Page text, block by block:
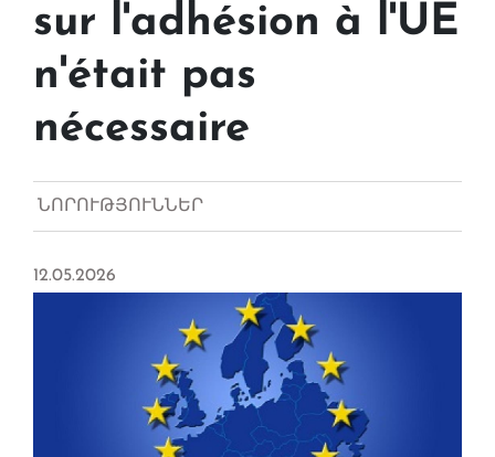
sur l'adhésion à l'UE
n'était pas
nécessaire
ՆՈՐՈՒԹՅՈՒՆՆԵՐ
12.05.2026